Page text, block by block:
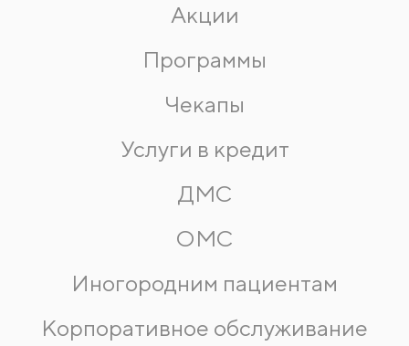
Акции
Программы
Чекапы
Услуги в кредит
ДМС
ОМС
Иногородним пациентам
Корпоративное обслуживание